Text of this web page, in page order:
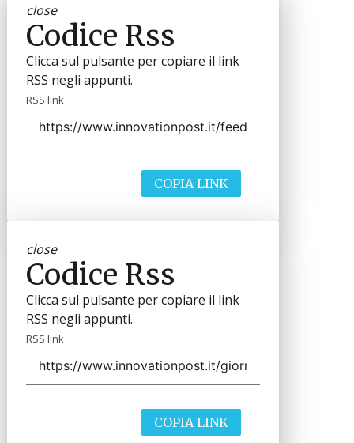
close
Codice Rss
Clicca sul pulsante per copiare il link
RSS negli appunti.
RSS link
COPIA LINK
close
Codice Rss
Clicca sul pulsante per copiare il link
RSS negli appunti.
RSS link
COPIA LINK